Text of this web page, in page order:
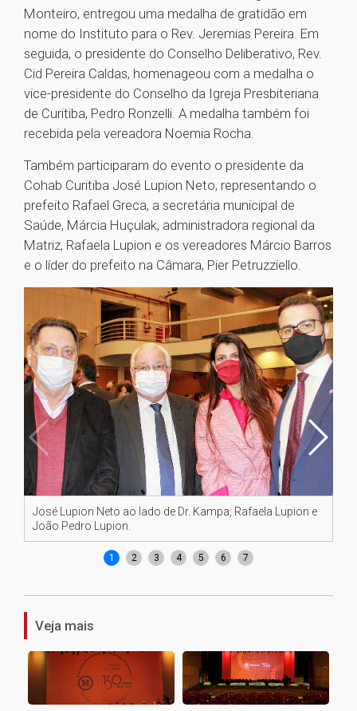
Monteiro, entregou uma medalha de gratidão em
nome do Instituto para o Rev. Jeremias Pereira. Em
seguida, o presidente do Conselho Deliberativo, Rev.
Cid Pereira Caldas, homenageou com a medalha o
vice-presidente do Conselho da Igreja Presbiteriana
de Curitiba, Pedro Ronzelli. A medalha também foi
recebida pela vereadora Noemia Rocha.
Também participaram do evento o presidente da
Cohab Curitiba José Lupion Neto, representando o
prefeito Rafael Greca, a secretária municipal de
Saúde, Márcia Huçulak, administradora regional da
Matriz, Rafaela Lupion e os vereadores Márcio Barros
e o líder do prefeito na Câmara, Pier Petruzziello.
José Lupion Neto ao lado de Dr. Kampa, Rafaela Lupion e
João Pedro Lupion.
1 2 3 4 5 6 7
Veja mais